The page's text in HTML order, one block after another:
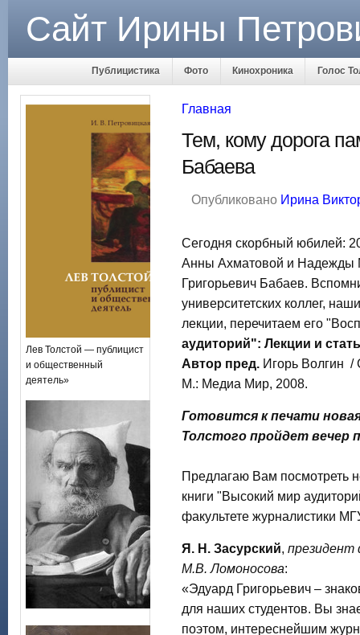
Сайт Ирины
Публицистика Фото Кинохроника Голос
Лев Толстой — публицист
и общественный
деятель»
Главная
Тем, кому дорога
Бабаева
Опубликовано Ирина
Сегодня скорбный юбилей:
Анны Ахматовой и Надежды
Григорьевич Бабаев.
университетских коллег,
лекции, перечитаем его
аудиторий": Лекции и
Автор пред. Игорь Волгин /
М.: Медиа Мир, 2008.
Готовится к печати
Толстого пройдет вечер
Предлагаю Вам посмотреть
книги "Высокий мир
факультете журналистики
Я. Н. Засурский, президент
М.В. Ломоносова:
«Эдуард Григорьевич –
для наших студентов. Вы
поэтом, интереснейшим